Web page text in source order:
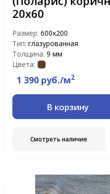
20х60
Размер: 600х200
Тип: глазурованная
Толщина: 9 мм
Цвета:
1 390 руб./м2
В корзину
Смотреть наличие